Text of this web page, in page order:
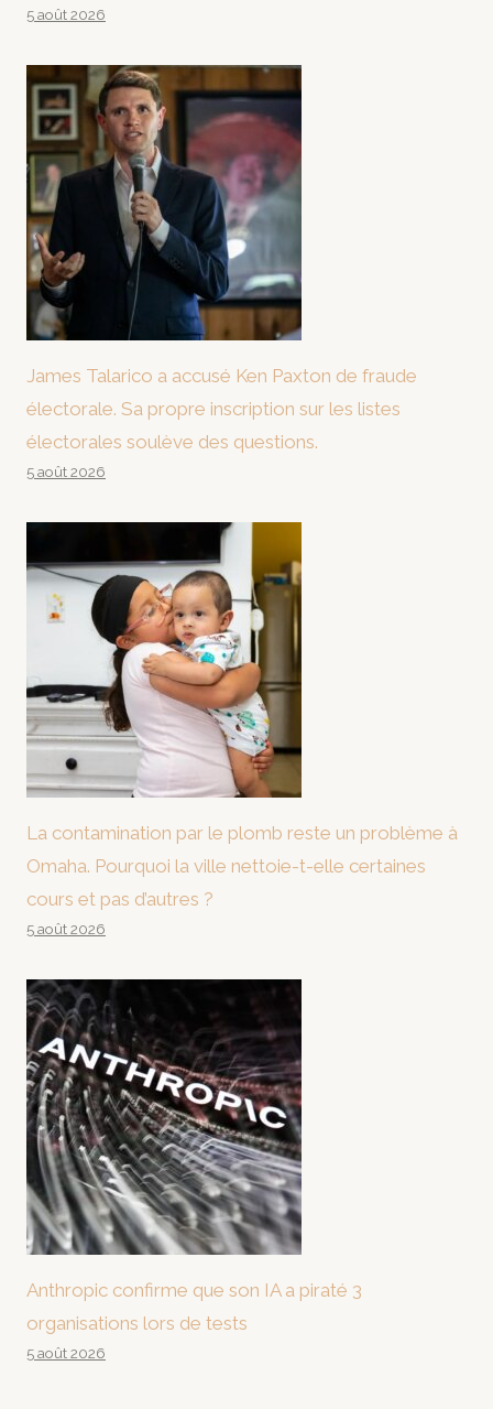
5 août 2026
James Talarico a accusé Ken Paxton de fraude
électorale. Sa propre inscription sur les listes
électorales soulève des questions.
5 août 2026
La contamination par le plomb reste un problème à
Omaha. Pourquoi la ville nettoie-t-elle certaines
cours et pas d’autres ?
5 août 2026
Anthropic confirme que son IA a piraté 3
organisations lors de tests
5 août 2026